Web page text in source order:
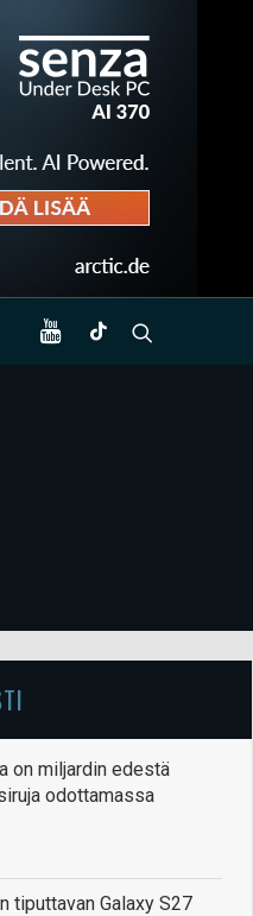
on miljardin edestä
odottamassa
tiputtavan Galaxy S27